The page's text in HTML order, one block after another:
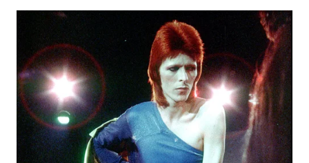
TANJUNG
WN
KARO
WN
SIMALUNGUN